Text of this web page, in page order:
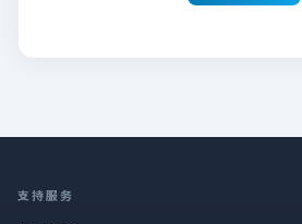
支持服务